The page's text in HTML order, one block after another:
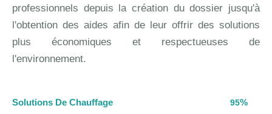
professionnels depuis la création du dossier jusqu'à
l'obtention des aides afin de leur offrir des solutions
plus économiques et respectueuses de
l'environnement.
Solutions De Chauffage 95%